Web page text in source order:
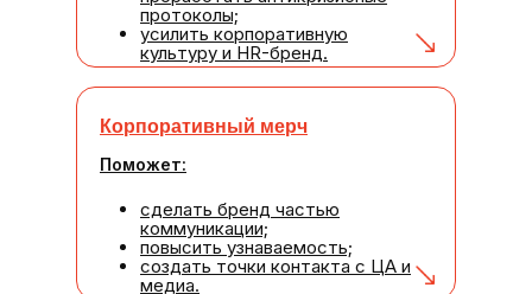
сделать бренд частью
коммуникации;
повысить узнаваемость;
создать точки контакта с ЦА и
медиа.
Поможет:
Корпоративный мерч
протоколы;
усилить корпоративную
культуру и HR-бренд.